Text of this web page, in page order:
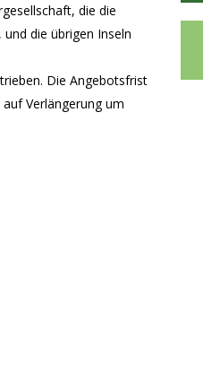
die die
die übrigen Inseln
Die Angebotsfrist
Verlängerung um